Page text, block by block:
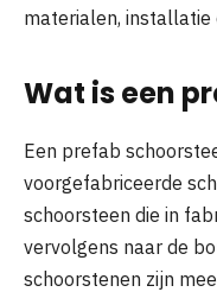
materialen, installatie
Wat is een
Een prefab
voorgefabriceerde
schoorsteen die in
vervolgens naar de
schoorstenen zijn